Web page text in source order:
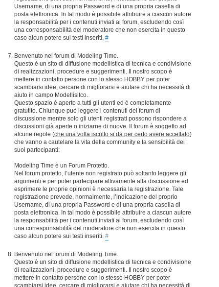
Username, di una propria Password e di una propria casella di
posta elettronica. In tal modo è possibile attribuire a ciascun autore
la responsabilità per i contenuti inviati ai forum, escludendo così
una corresponsabilità del moderatore che non esercita in questo
caso alcun potere sui testi inseriti. #
Benvenuto nel forum di Modeling Time.
Questo è un sito di diffusione modellistica di tecnica e condivisione
di realizzazioni, procedure e suggerimenti. Il nostro scopo è
mettere in contatto persone con lo stesso HOBBY per poter
scambiarsi idee, cercare di migliorarsi e aiutare chi ha necessità di
aiuto in campo Modellisitco.
Questo spazio è aperto a tutti gli utenti ed è completamente
gratutito. Chiunque può leggere i contenuti del forum di
discussione mentre solo gli utenti registrati possono rispondere a
discussioni già aperte o iniziarne di nuove. Il forum è soggetto ad
alcune regole (che una volta iscritto si da per certo avere accettato)
che vanno a cautelare la vita della community e la sensibilità dei
suoi partecipanti:
Modeling Time è un Forum Protetto.
Nel forum protetto, l’utente non registrato può soltanto leggere gli
argomenti e per poter partecipare attivamente alla discussione ed
esprimere le proprie opinioni è necessaria la registrazione. Tale
registrazione prevede, normalmente, l’indicazione del proprio
Username, di una propria Password e di una propria casella di
posta elettronica. In tal modo è possibile attribuire a ciascun autore
la responsabilità per i contenuti inviati ai forum, escludendo così
una corresponsabilità del moderatore che non esercita in questo
caso alcun potere sui testi inseriti. #
Benvenuto nel forum di Modeling Time.
Questo è un sito di diffusione modellistica di tecnica e condivisione
di realizzazioni, procedure e suggerimenti. Il nostro scopo è
mettere in contatto persone con lo stesso HOBBY per poter
scambiarsi idee, cercare di migliorarsi e aiutare chi ha necessità di